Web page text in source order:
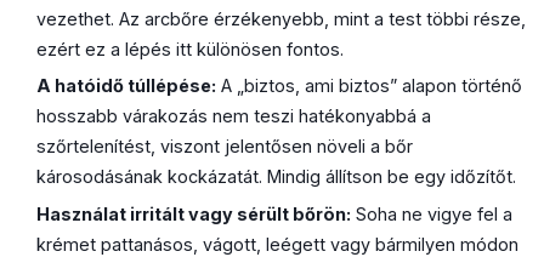
vezethet. Az arcbőre érzékenyebb, mint a test többi része,
ezért ez a lépés itt különösen fontos.
A hatóidő túllépése: A „biztos, ami biztos” alapon történő
hosszabb várakozás nem teszi hatékonyabbá a
szőrtelenítést, viszont jelentősen növeli a bőr
károsodásának kockázatát. Mindig állítson be egy időzítőt.
Használat irritált vagy sérült bőrön: Soha ne vigye fel a
krémet pattanásos, vágott, leégett vagy bármilyen módon